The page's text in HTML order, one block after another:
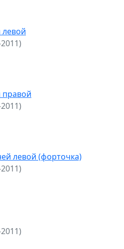
левой
правой
левой (форточка)